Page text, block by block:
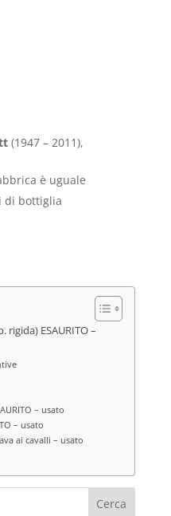
(1947 – 2011),
è uguale
di bottiglia
rigida) ESAURITO –
– usato
– usato
ai cavalli – usato